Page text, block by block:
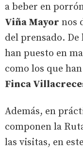
a beber en
Viña Mayor nos
del prensado.
han puesto en
como los que
Finca
Además, en
componen la
las visitas, en